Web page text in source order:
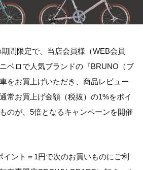
間限定で、当店会員様（WEB会員
ベロで人気ブランドの『BRUNO（ブ
をお買上げいただき、商品レビュー
常お買上げ金額（税抜）の1%をポイ
のが、5倍となるキャンペーンを開催
ント＝1円で次のお買いものにご利